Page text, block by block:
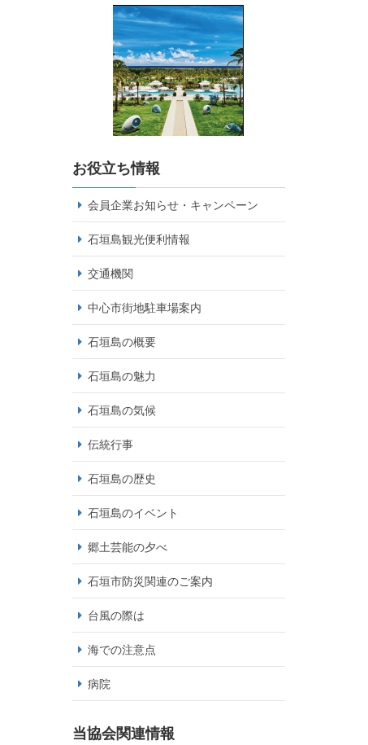
お役立ち情報
会員企業お知らせ・キャンペーン
石垣島観光便利情報
交通機関
中心市街地駐車場案内
石垣島の概要
石垣島の魅力
石垣島の気候
伝統行事
石垣島の歴史
石垣島のイベント
郷土芸能の夕べ
石垣市防災関連のご案内
台風の際は
海での注意点
病院
当協会関連情報